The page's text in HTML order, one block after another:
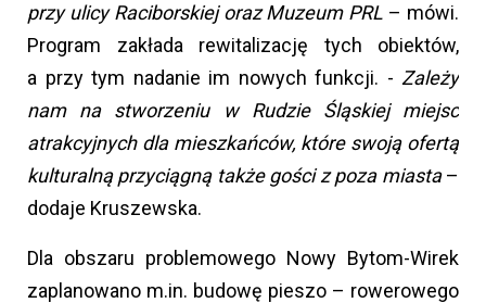
przy ulicy Raciborskiej oraz Muzeum PRL – mówi.
Program zakłada rewitalizację tych obiektów,
a przy tym nadanie im nowych funkcji. - Zależy
nam na stworzeniu w Rudzie Śląskiej miejsc
atrakcyjnych dla mieszkańców, które swoją ofertą
kulturalną przyciągną także gości z poza miasta–
dodaje Kruszewska.
Dla obszaru problemowego Nowy Bytom-Wirek
zaplanowano m.in. budowę pieszo – rowerowego